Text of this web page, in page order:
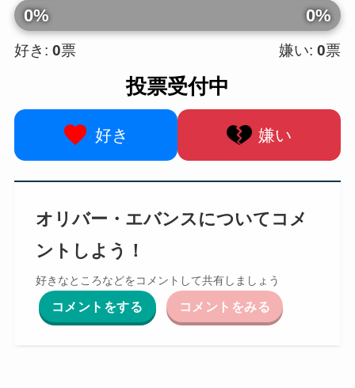
0% 0%
好き: 0票 嫌い:0票
投票受付中
好き 嫌い
オリバー・エバンスについてコメ
ントしよう！
好きなところなどをコメントして共有しましょう
コメントをする コメントをみる